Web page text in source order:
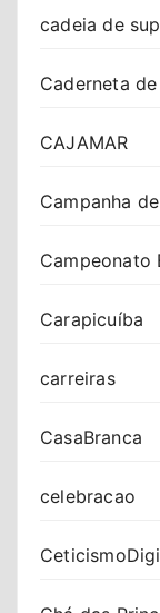
cadeia de
Caderneta
CAJAMAR
Campanha
Campeonato
Carapicuíba
carreiras
CasaBranca
celebracao